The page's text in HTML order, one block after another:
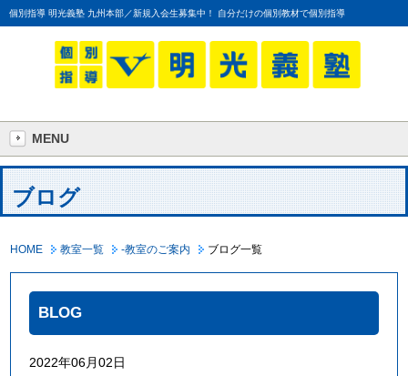
個別指導 明光義塾 九州本部／新規入会生募集中！ 自分だけの個別教材で個別指導
MENU
ブログ
HOME 教室一覧 -教室のご案内 ブログ一覧
BLOG
2022年06月02日